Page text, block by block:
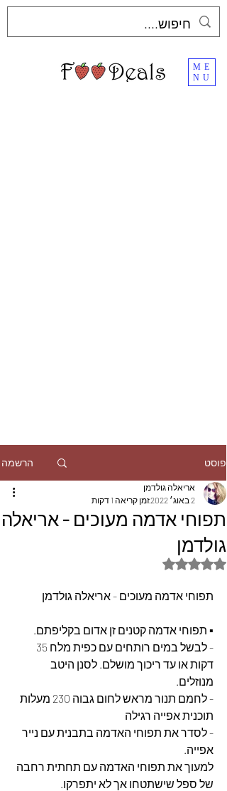
ME
NU
פוסט הרשמה
תפוחי אדמה מעוכים - אריאלה
גולדמן
אריאלה גולדמן
2 באוג׳ 2022
זמן קריאה 1 דקות
דירוג של NaN מתוך 5 כוכבים
תפוחי אדמה מעוכים - אריאלה גולדמן
▪︎ תפוחי אדמה קטנים זן אדום בקליפתם.
דקות או עד ריכוך מושלם. לסנן היטב
מנוזלים.
- לחמם תנור מראש לחום גבוה 230 מעלות
תוכנית אפייה רגילה
- לסדר את תפוחי האדמה בתבנית עם נייר
אפייה.
למעוך את תפוחי האדמה עם תחתית רחבה
של ספל שישתטחו אך לא יתפרקו.